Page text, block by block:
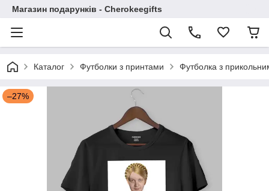
Магазин подарунків - Cherokeegifts
Каталог Футболки з принтами Футболка з
–27%